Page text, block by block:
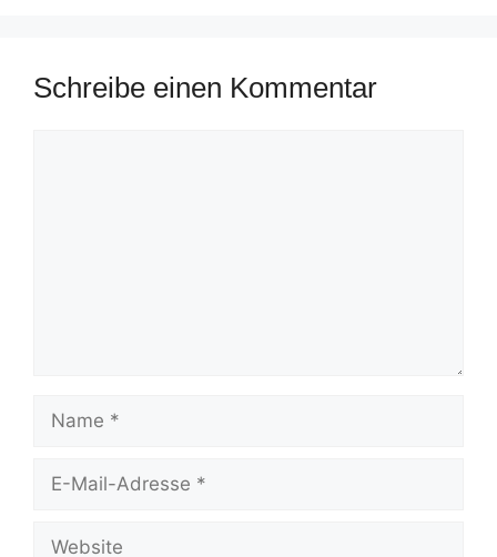
Schreibe einen Kommentar
Name
Website